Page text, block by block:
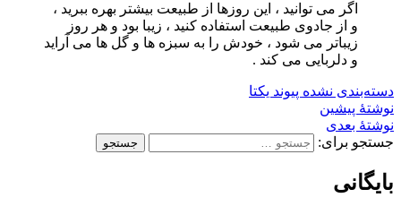
اگر می توانید ، این روزها از طبیعت بیشتر بهره ببرید ،
و از جادوی طبیعت استفاده کنید ، زیبا بود و هر روز
زیباتر می شود ، خودش را به سبزه ها و گل ها می آراید
و دلربایی می کند .
دسته‌بندی نشده پیوند یکتا
نوشتهٔ پیشین
نوشتهٔ بعدی
جستجو برای:
بایگانی